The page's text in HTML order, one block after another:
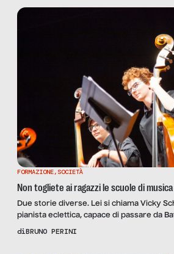
FORMAZIONE, SOCIETÀ
Non togliete ai ragazzi le scuole di musica
Due storie diverse. Lei si chiama Vicky
pianista eclettica, capace di passare da
Evans a Keith Jarrett; e forse non è un
diBRUNO PERINI